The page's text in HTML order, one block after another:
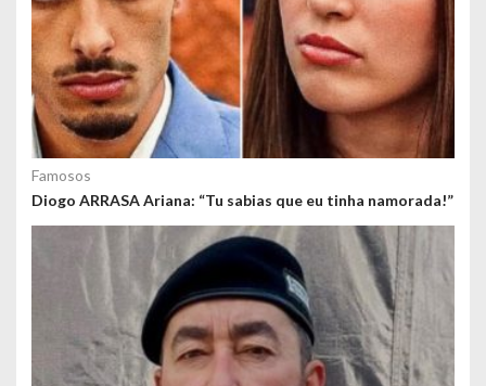
Famosos
Diogo ARRASA Ariana: “Tu sabias que eu tinha namorada!”